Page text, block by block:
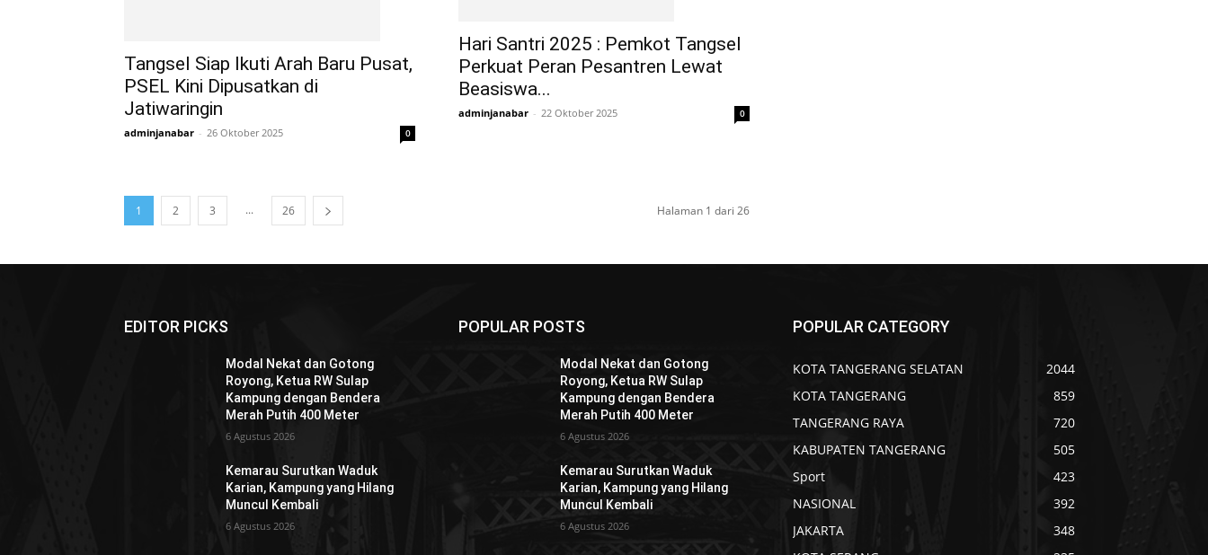
Tangsel Siap Ikuti Arah Baru Pusat,
PSEL Kini Dipusatkan di
Jatiwaringin
adminjanabar - 26 Oktober 2025 0
Hari Santri 2025 : Pemkot Tangsel
Perkuat Peran Pesantren Lewat
Beasiswa...
adminjanabar - 22 Oktober 2025 0
1 2 3 ... 26 Halaman 1 dari 26
EDITOR PICKS
Modal Nekat dan Gotong
Royong, Ketua RW Sulap
Kampung dengan Bendera
Merah Putih 400 Meter
6 Agustus 2026
Kemarau Surutkan Waduk
Karian, Kampung yang Hilang
Muncul Kembali
6 Agustus 2026
POPULAR POSTS
Modal Nekat dan Gotong
Royong, Ketua RW Sulap
Kampung dengan Bendera
Merah Putih 400 Meter
6 Agustus 2026
Kemarau Surutkan Waduk
Karian, Kampung yang Hilang
Muncul Kembali
6 Agustus 2026
POPULAR CATEGORY
KOTA TANGERANG SELATAN
2044
KOTA TANGERANG
859
TANGERANG RAYA
720
KABUPATEN TANGERANG
505
Sport
423
NASIONAL
392
JAKARTA
348